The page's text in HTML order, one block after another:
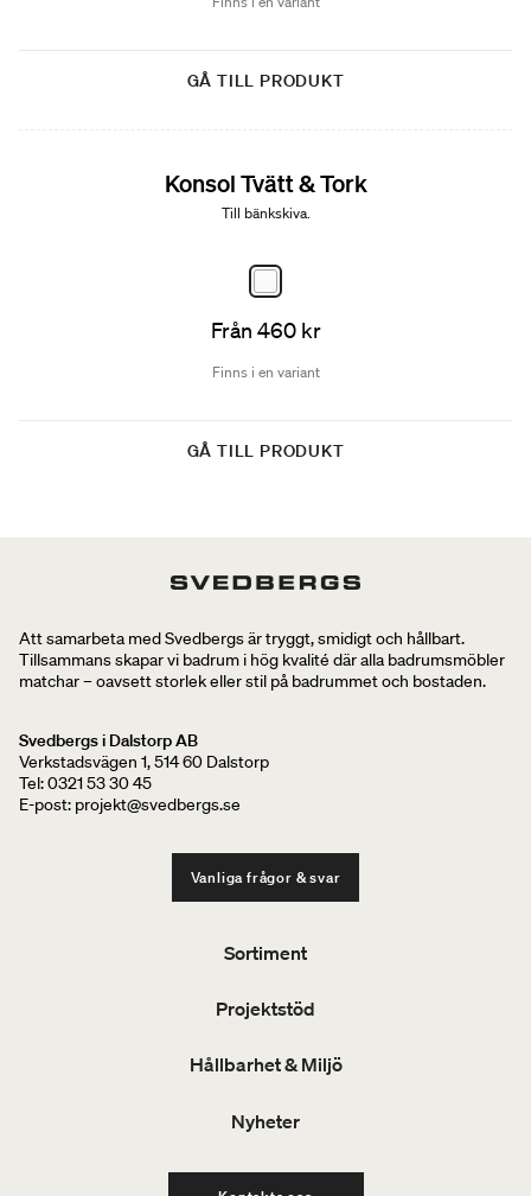
GÅ TILL PRODUKT
Konsol Tvätt & Tork
Till bänkskiva.
Från 460 kr
Finns i en variant
GÅ TILL PRODUKT
Att samarbeta med Svedbergs är tryggt, smidigt och hållbart.
Tillsammans skapar vi badrum i hög kvalité där alla badrumsmöbler
matchar – oavsett storlek eller stil på badrummet och bostaden.
Svedbergs i Dalstorp AB
Verkstadsvägen 1, 514 60 Dalstorp
Tel: 0321 53 30 45
E-post: projekt@svedbergs.se
Vanliga frågor & svar
Sortiment
Projektstöd
Hållbarhet & Miljö
Nyheter